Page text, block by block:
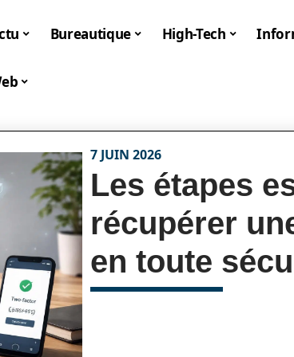
Bureautique High-Tech
7 JUIN 2026
Les étapes
récupérer
en toute